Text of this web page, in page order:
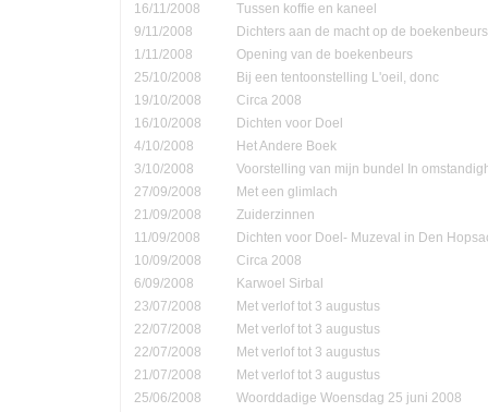
16/11/2008
Tussen koffie en kaneel
9/11/2008
Dichters aan de macht op de boekenbeurs
1/11/2008
Opening van de boekenbeurs
25/10/2008
Bij een tentoonstelling L'oeil, donc
19/10/2008
Circa 2008
16/10/2008
Dichten voor Doel
4/10/2008
Het Andere Boek
3/10/2008
Voorstelling van mijn bundel In
27/09/2008
Met een glimlach
21/09/2008
Zuiderzinnen
11/09/2008
Dichten voor Doel- Muzeval in Den
10/09/2008
Circa 2008
6/09/2008
Karwoel Sirbal
23/07/2008
Met verlof tot 3 augustus
22/07/2008
Met verlof tot 3 augustus
22/07/2008
Met verlof tot 3 augustus
21/07/2008
Met verlof tot 3 augustus
25/06/2008
Woorddadige Woensdag 25 juni 2008